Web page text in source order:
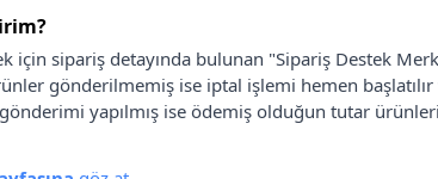
için sipariş detayında bulunan "Sipariş Destek
gönderilmemiş ise iptal işlemi hemen
yapılmış ise ödemiş olduğun tutar